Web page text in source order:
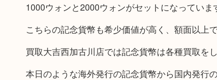
1000ウォンと2000ウォンがセットになっていま
こちらの記念貨幣も希少価値が高く、額面以上
買取大吉西加古川店では記念貨幣は各種買取をし
本日のような海外発行の記念貨幣から国内発行